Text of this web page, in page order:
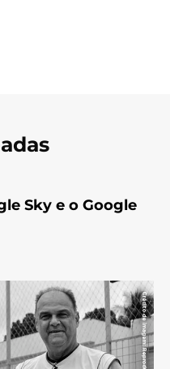
Sky e o Google